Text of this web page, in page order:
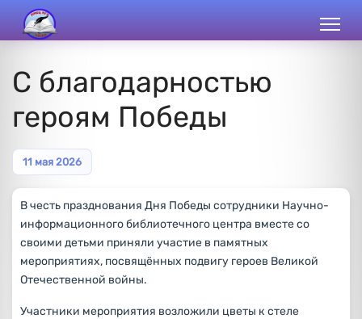
С благодарностью
героям Победы
11 мая 2026
В честь празднования Дня Победы сотрудники Научно-
информационного библиотечного центра вместе со
своими детьми приняли участие в памятных
мероприятиях, посвящённых подвигу героев Великой
Отечественной войны.
Участники мероприятия возложили цветы к стеле